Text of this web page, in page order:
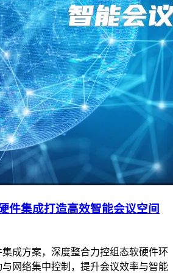
件集成打造高效智能会议空间
成方案，深度整合力控组态软硬件环
网络集中控制，提升会议效率与智能